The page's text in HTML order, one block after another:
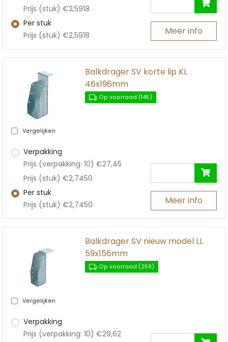
Prijs (stuk) €2,5918
Per stuk
Prijs (stuk) €2,5918
Meer info
Vergelijken
Balkdrager SV korte lip KL
46x196mm
Op voorraad (145)
Verpakking
Prijs (verpakking: 10) €27,45
Prijs (stuk) €2,7450
Per stuk
Prijs (stuk) €2,7450
Meer info
Vergelijken
Balkdrager SV nieuw model LL
59x156mm
Op voorraad (259)
Verpakking
Prijs (verpakking: 10) €29,62